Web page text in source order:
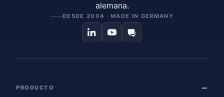
alemana.
DESDE 2004 · MADE IN GERMANY
PRODUCTO